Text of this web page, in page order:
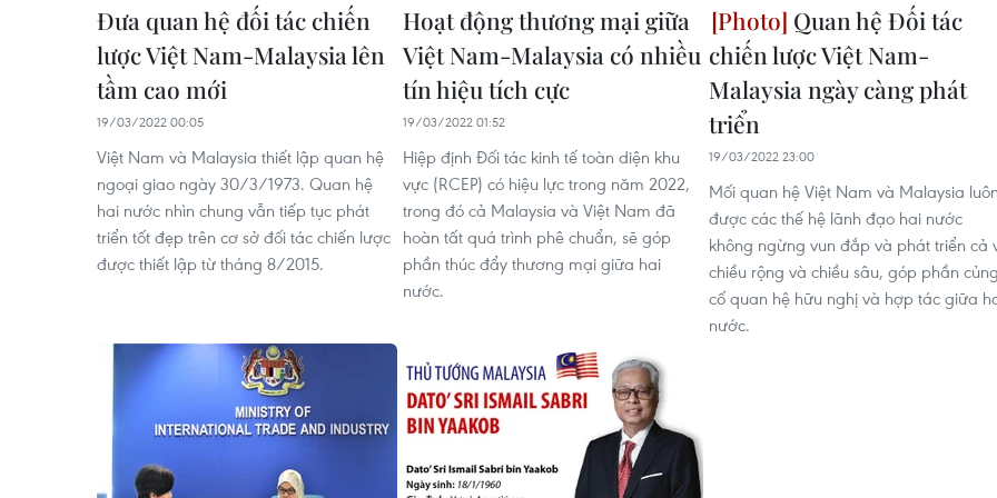
Đưa quan hệ đối tác chiến
lược Việt Nam-Malaysia lên
tầm cao mới
19/03/2022 00:05
Việt Nam và Malaysia thiết lập quan hệ
ngoại giao ngày 30/3/1973. Quan hệ
hai nước nhìn chung vẫn tiếp tục phát
triển tốt đẹp trên cơ sở đối tác chiến lược
được thiết lập từ tháng 8/2015.
Hoạt động thương mại giữa
Việt Nam-Malaysia có nhiều
tín hiệu tích cực
19/03/2022 01:52
Hiệp định Đối tác kinh tế toàn diện khu
vực (RCEP) có hiệu lực trong năm 2022,
trong đó cả Malaysia và Việt Nam đã
hoàn tất quá trình phê chuẩn, sẽ góp
phần thúc đẩy thương mại giữa hai
nước.
Quan hệ Đối tác
chiến lược Việt Nam-
Malaysia ngày càng phát
triển
19/03/2022 23:00
Mối quan hệ Việt Nam và Malaysia luôn
được các thế hệ lãnh đạo hai nước
không ngừng vun đắp và phát triển cả
chiều rộng và chiều sâu, góp phần củng
cố quan hệ hữu nghị và hợp tác giữa
nước.